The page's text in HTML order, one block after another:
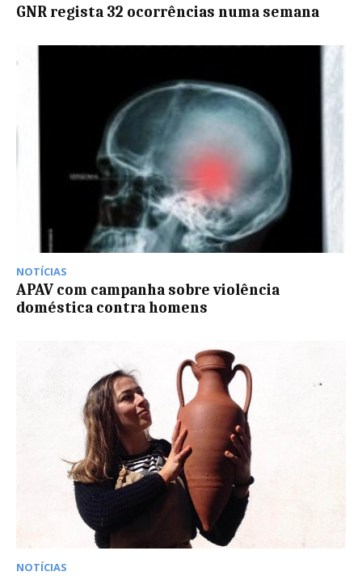
GNR regista 32 ocorrências numa semana
NOTÍCIAS
APAV com campanha sobre violência
doméstica contra homens
NOTÍCIAS